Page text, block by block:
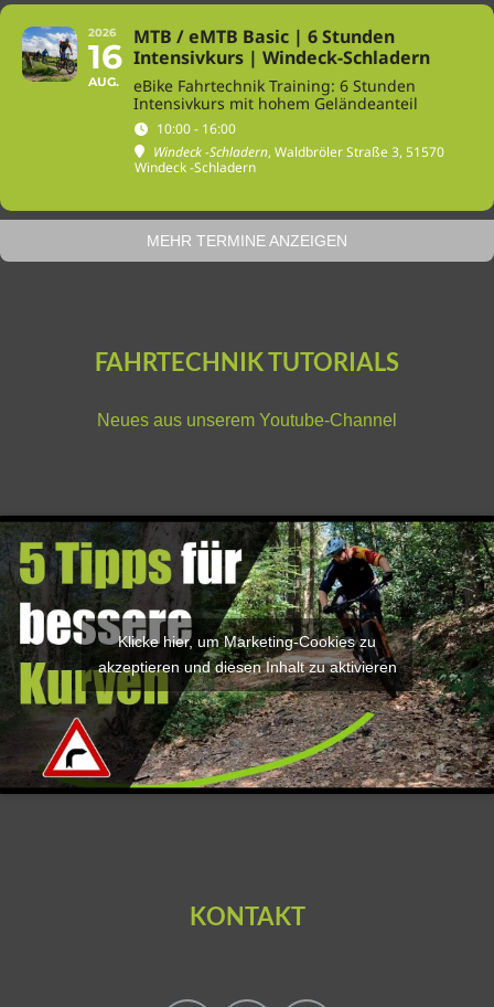
2026
16
AUG.
MTB / eMTB Basic | 6 Stunden
Intensivkurs | Windeck-Schladern
eBike Fahrtechnik Training: 6 Stunden
Intensivkurs mit hohem Geländeanteil
10:00 - 16:00
Windeck -Schladern, Waldbröler Straße 3, 51570
Windeck -Schladern
MEHR TERMINE ANZEIGEN
FAHRTECHNIK TUTORIALS
Neues aus unserem Youtube-Channel
Klicke hier, um Marketing-Cookies zu
akzeptieren und diesen Inhalt zu aktivieren
KONTAKT